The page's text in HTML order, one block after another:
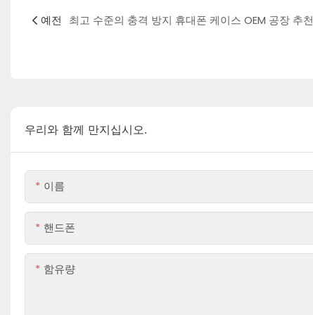
예전 최고 수준의 충격 방지 휴대폰 케이스 OEM 공장 추천
우리와 함께 만지십시오.
이름
핸드폰
함유량